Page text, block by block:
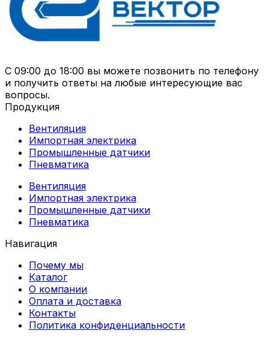
С 09:00 до 18:00 вы можете позвонить по телефону
и получить ответы на любые интересующие вас
вопросы.
Продукция
Вентиляция
Импортная электрика
Промышленные датчики
Пневматика
Вентиляция
Импортная электрика
Промышленные датчики
Пневматика
Навигация
Почему мы
Каталог
О компании
Оплата и доставка
Контакты
Политика конфиденциальности